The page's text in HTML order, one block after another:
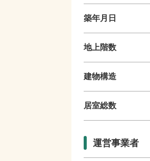
築年月日
地上階数
建物構造
居室総数
運営事業者